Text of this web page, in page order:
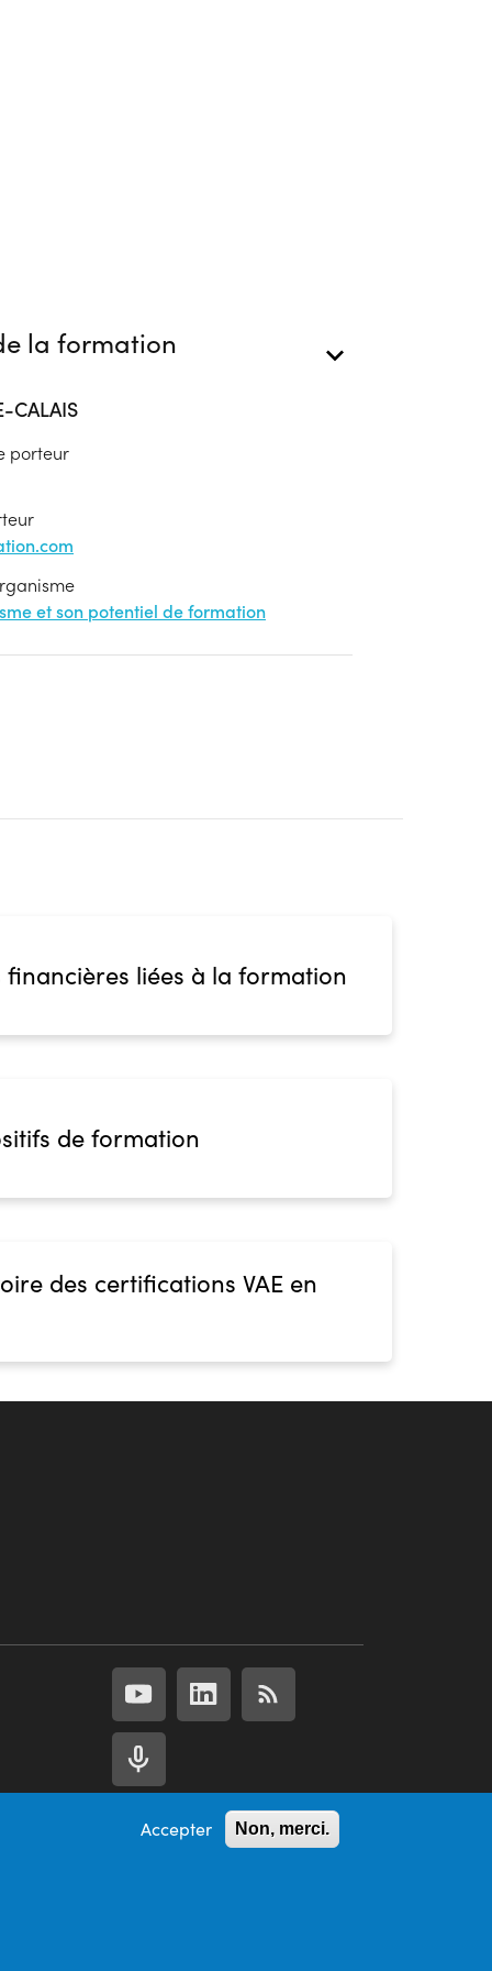
la formation
CALAIS
porteur
et son potentiel de formation
financières liées à la formation
de formation
des certifications VAE en
Accepter Non, merci.